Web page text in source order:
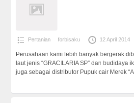
Pertanian forbisaku 12 April 2014
Perusahaan kami lebih banyak bergerak
laut jenis “GRACILARIA SP” dan budidaya
juga sebagai distributor Pupuk cair Merek